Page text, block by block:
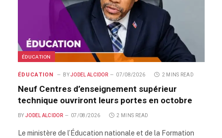
ÉDUCATION
ÉDUCATION BY JODEL ALCIDOR 07/08/2026 2 MINS READ
Neuf Centres d’enseignement supérieur
technique ouvriront leurs portes en octobre
BY JODEL ALCIDOR 07/08/2026 2 MINS READ
Le ministère de l’Éducation nationale et de la Formation